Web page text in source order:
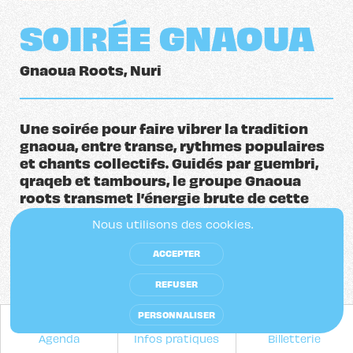
Agenda Infos pratiques Billetterie
SOIRÉE GNAOUA
Gnaoua Roots, Nuri
Une soirée pour faire vibrer la tradition
gnaoua, entre transe, rythmes populaires
et chants collectifs. Guidés par guembri,
qraqeb et tambours, le groupe Gnaoua
roots transmet l’énergie brute de cette
culture ancestrale et invite le public à
danser, voyager et partager une
expérience collective unique. Une soirée
vibrante clôturée avec l’énergie de Nuri.
Nous utilisons des cookies.
PERSONNALISER
REFUSER
ACCEPTER